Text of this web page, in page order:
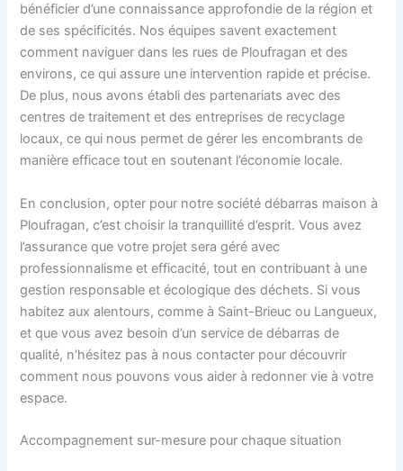
bénéficier d’une connaissance approfondie de la région et
de ses spécificités. Nos équipes savent exactement
comment naviguer dans les rues de Ploufragan et des
environs, ce qui assure une intervention rapide et précise.
De plus, nous avons établi des partenariats avec des
centres de traitement et des entreprises de recyclage
locaux, ce qui nous permet de gérer les encombrants de
manière efficace tout en soutenant l’économie locale.
En conclusion, opter pour notre société débarras maison à
Ploufragan, c’est choisir la tranquillité d’esprit. Vous avez
l’assurance que votre projet sera géré avec
professionnalisme et efficacité, tout en contribuant à une
gestion responsable et écologique des déchets. Si vous
habitez aux alentours, comme à Saint-Brieuc ou Langueux,
et que vous avez besoin d’un service de débarras de
qualité, n’hésitez pas à nous contacter pour découvrir
comment nous pouvons vous aider à redonner vie à votre
espace.
Accompagnement sur-mesure pour chaque situation